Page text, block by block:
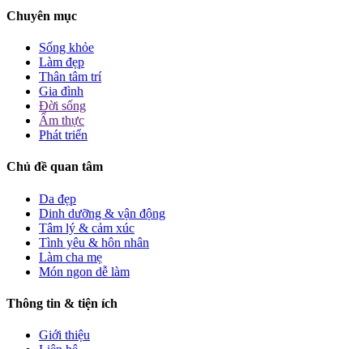
Chuyên mục
Sống khỏe
Làm đẹp
Thân tâm trí
Gia đình
Đời sống
Ẩm thực
Phát triển
Chủ đề quan tâm
Da đẹp
Dinh dưỡng & vận động
Tâm lý & cảm xúc
Tình yêu & hôn nhân
Làm cha mẹ
Món ngon dễ làm
Thông tin & tiện ích
Giới thiệu